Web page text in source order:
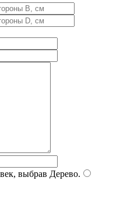
выбрав Дерево.